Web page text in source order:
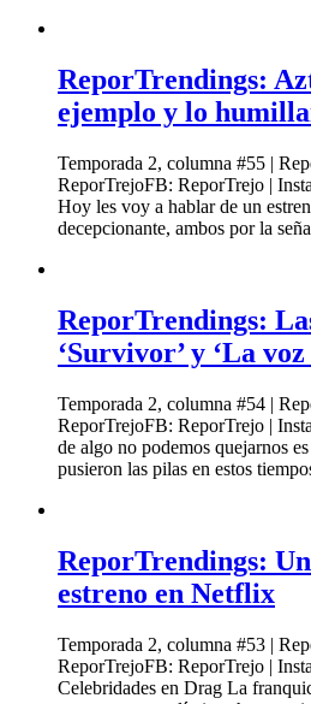
ReporTrendings:
ejemplo y lo
Temporada 2, columna #55 |
ReporTrejoFB: ReporTrejo |
Hoy les voy a hablar de un
decepcionante, ambos por la
ReporTrendings:
‘Survivor’ y ‘La voz
Temporada 2, columna #54 |
ReporTrejoFB: ReporTrejo |
de algo no podemos quejarnos
pusieron las pilas en estos
ReporTrendings:
estreno en Netflix
Temporada 2, columna #53 |
ReporTrejoFB: ReporTrejo |
Celebridades en Drag La